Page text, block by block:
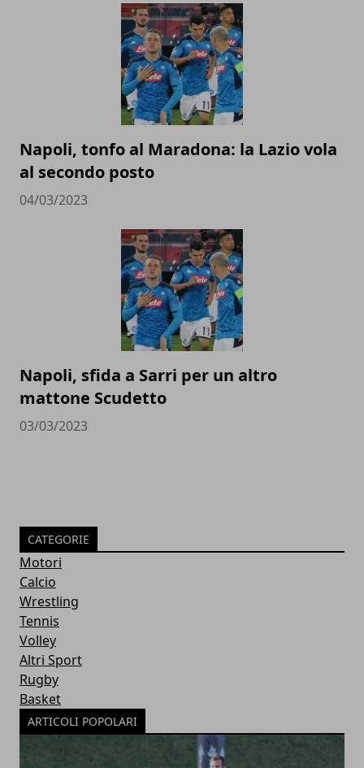
Napoli, tonfo al Maradona: la Lazio vola
al secondo posto
04/03/2023
Napoli, sfida a Sarri per un altro
mattone Scudetto
03/03/2023
CATEGORIE
Motori
Calcio
Wrestling
Tennis
Volley
Altri Sport
Rugby
Basket
ARTICOLI POPOLARI